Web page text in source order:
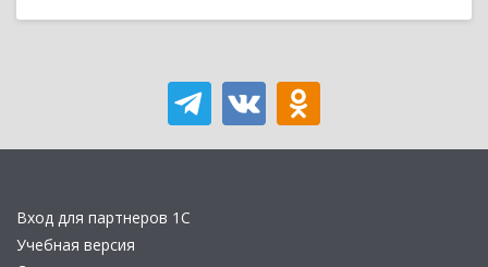
Вход для партнеров 1С
Учебная версия